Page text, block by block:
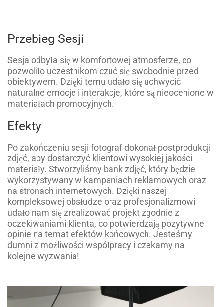
Przebieg Sesji
Sesja odbyła się w komfortowej atmosferze, co
pozwoliło uczestnikom czuć się swobodnie przed
obiektywem. Dzięki temu udało się uchwycić
naturalne emocje i interakcje, które są nieocenione w
materiałach promocyjnych.
Efekty
Po zakończeniu sesji fotograf dokonał postprodukcji
zdjęć, aby dostarczyć klientowi wysokiej jakości
materiały. Stworzyliśmy bank zdjęć, który będzie
wykorzystywany w kampaniach reklamowych oraz
na stronach internetowych. Dzięki naszej
kompleksowej obsłudze oraz profesjonalizmowi
udało nam się zrealizować projekt zgodnie z
oczekiwaniami klienta, co potwierdzają pozytywne
opinie na temat efektów końcowych. Jesteśmy
dumni z możliwości współpracy i czekamy na
kolejne wyzwania!